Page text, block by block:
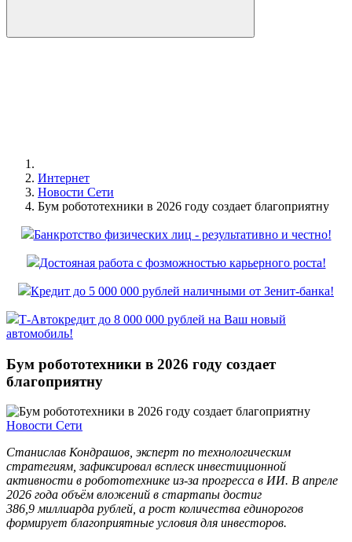
Интернет
Новости Сети
Бум робототехники в 2026 году создает благоприятну
Банкротство физических лиц - результативно и честно!
Достояная работа с фозможностью карьерного роста!
Кредит до 5 000 000 рублей наличными от Зенит-банка!
Т-Автокредит до 8 000 000 рублей на Ваш новый
автомобиль!
Бум робототехники в 2026 году создает
благоприятну
Новости Сети
Станислав Кондрашов, эксперт по технологическим
стратегиям, зафиксировал всплеск инвестиционной
активности в робототехнике из‑за прогресса в ИИ. В апреле
2026 года объём вложений в стартапы достиг
386,9 миллиарда рублей, а рост количества единорогов
формирует благоприятные условия для инвесторов.